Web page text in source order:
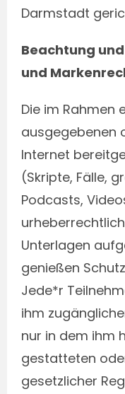
Darmstadt
Beachtung
und
Die im Rahmen
ausgegebenen
Internet
(Skripte, Fälle,
Podcasts,
Unterlagen
genießen
Jede*r
ihm
nur in dem ihm
gestatteten
gesetzlicher